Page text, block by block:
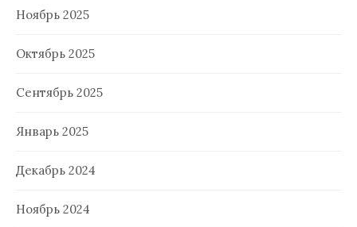
Ноябрь 2025
Октябрь 2025
Сентябрь 2025
Январь 2025
Декабрь 2024
Ноябрь 2024